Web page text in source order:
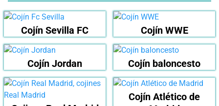
Cojín Sevilla FC Cojín WWE
Cojín Jordan Cojín baloncesto
Cojín Atlético de